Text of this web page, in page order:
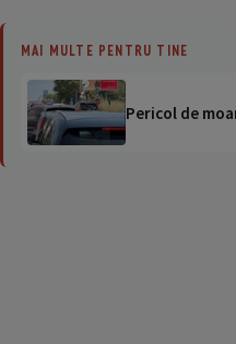
MAI MULTE PENTRU TINE
Pericol de